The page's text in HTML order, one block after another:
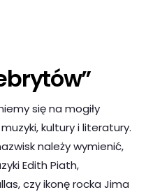
się na mogiły
kultury i literatury.
należy wymienić,
Edith Piath,
czy ikonę rocka Jima